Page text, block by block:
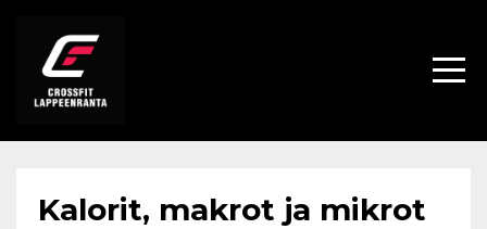
Kalorit, makrot ja mikrot